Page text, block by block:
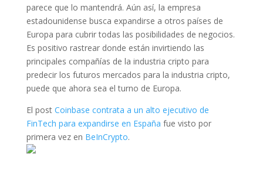
parece que lo mantendrá. Aún así, la empresa
estadounidense busca expandirse a otros países de
Europa para cubrir todas las posibilidades de negocios.
Es positivo rastrear donde están invirtiendo las
principales compañías de la industria cripto para
predecir los futuros mercados para la industria cripto,
puede que ahora sea el turno de Europa.
El post Coinbase contrata a un alto ejecutivo de
FinTech para expandirse en España fue visto por
primera vez en BeInCrypto.